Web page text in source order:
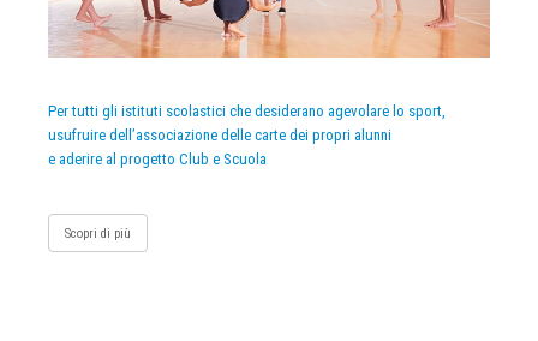
Per tutti gli istituti scolastici che desiderano agevolare lo sport,
usufruire dell’associazione delle carte dei propri alunni
e aderire al progetto Club e Scuola
Scopri di più